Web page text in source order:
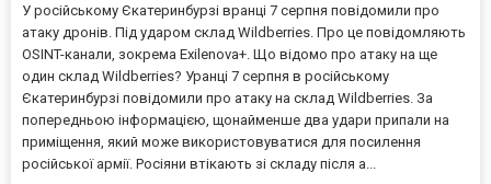
У російському Єкатеринбурзі вранці 7 серпня повідомили про
атаку дронів. Під ударом склад Wildberries. Про це повідомляють
OSINT-канали, зокрема Exilenova+. Що відомо про атаку на ще
один склад Wildberries? Уранці 7 серпня в російському
Єкатеринбурзі повідомили про атаку на склад Wildberries. За
попередньою інформацією, щонайменше два удари припали на
приміщення, який може використовуватися для посилення
російської армії. Росіяни втікають зі складу після а...